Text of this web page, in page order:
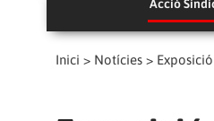
Acció
Inici > Notícies >